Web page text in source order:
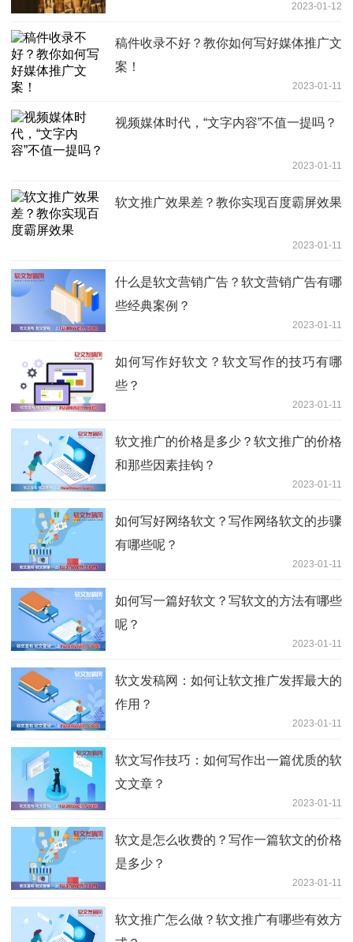
2023-01-12
稿件收录不好？教你如何写好媒体推广文
案！
2023-01-11
视频媒体时代，“文字内容”不值一提吗？
2023-01-11
软文推广效果差？教你实现百度霸屏效果
2023-01-11
什么是软文营销广告？软文营销广告有哪
些经典案例？
2023-01-11
如何写作好软文？软文写作的技巧有哪
些？
2023-01-11
软文推广的价格是多少？软文推广的价格
和那些因素挂钩？
2023-01-11
如何写好网络软文？写作网络软文的步骤
有哪些呢？
2023-01-11
如何写一篇好软文？写软文的方法有哪些
呢？
2023-01-11
软文发稿网：如何让软文推广发挥最大的
作用？
2023-01-11
软文写作技巧：如何写作出一篇优质的软
文文章？
2023-01-11
软文是怎么收费的？写作一篇软文的价格
是多少？
2023-01-11
软文推广怎么做？软文推广有哪些有效方